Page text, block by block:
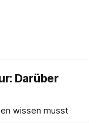
Darüber
wissen musst